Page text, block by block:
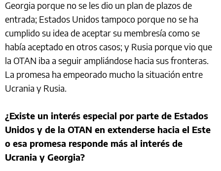
Georgia porque no se les dio un plan de plazos de
entrada; Estados Unidos tampoco porque no se ha
cumplido su idea de aceptar su membresía como se
había aceptado en otros casos; y Rusia porque vio que
la OTAN iba a seguir ampliándose hacia sus fronteras.
La promesa ha empeorado mucho la situación entre
Ucrania y Rusia.
¿Existe un interés especial por parte de Estados
Unidos y de la OTAN en extenderse hacia el Este
o esa promesa responde más al interés de
Ucrania y Georgia?